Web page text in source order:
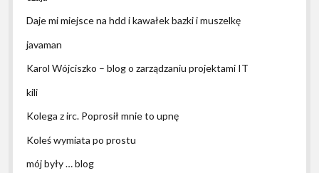
Daje mi miejsce na hdd i kawałek bazki i muszelkę
javaman
Karol Wójciszko – blog o zarządzaniu projektami IT
kili
Kolega z irc. Poprosił mnie to upnę
Koleś wymiata po prostu
mój były … blog